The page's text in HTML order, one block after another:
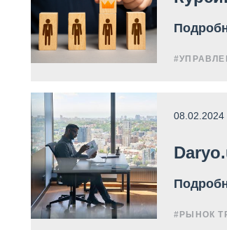
08.02.2024
#РЫНОК